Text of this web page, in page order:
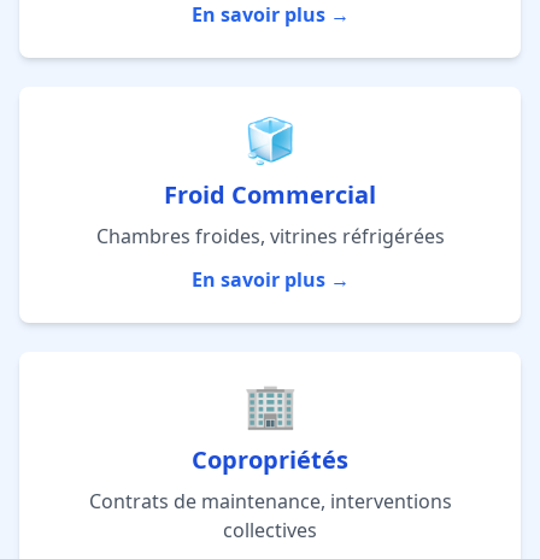
En savoir plus →
🧊
Froid Commercial
Chambres froides, vitrines réfrigérées
En savoir plus →
🏢
Copropriétés
Contrats de maintenance, interventions
collectives